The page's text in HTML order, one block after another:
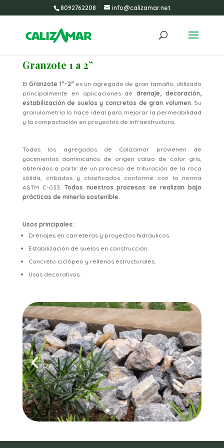
8092762208 info@calizamar.net
Granzote 1 a 2”
ElGranzote 1”-2”es un agregado de gran tamaño, utilizado
principalmente en aplicaciones dedrenaje, decoración,
estabilización de suelos y concretos de gran volumen. Su
granulometría lo hace ideal para mejorar la permeabilidad
y la compactación en proyectos de infraestructura.
Todos los agregados de Calizamar provienen de
yacimientos dominicanos de origen calizo de color gris,
obtenidos a partir de un proceso de trituración de la roca
sólida, cribados y clasificados conforme con la norma
ASTM C-033. Todos nuestros procesos se realizan bajo
prácticas de minería sostenible.
Usos principales:
Drenajes en carreteras y proyectos hidráulicos.
Estabilización de suelos en construcción.
Concreto ciclópeo y rellenos estructurales.
Usos decorativos.